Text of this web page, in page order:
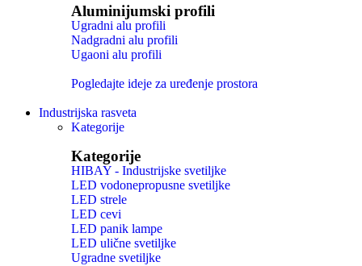
Aluminijumski profili
Ugradni alu profili
Nadgradni alu profili
Ugaoni alu profili
Pogledajte ideje za uređenje prostora
Industrijska rasveta
Kategorije
Kategorije
HIBAY - Industrijske svetiljke
LED vodonepropusne svetiljke
LED strele
LED cevi
LED panik lampe
LED ulične svetiljke
Ugradne svetiljke